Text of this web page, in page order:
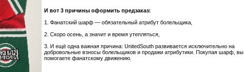
И вот 3 причины оформить предзаказ:
1. Фанатский шарф — обязательный атрибут болельщика,
2. Скоро осень, а значит и время утепляться,
3. И ещё одна важная причина: UnitedSouth развивается исключительно на
добровольные взносы болельщиков и продажи атрибутики. Покупая шарф, вы
помогаете фанатскому движению.